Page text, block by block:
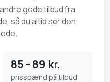
gode tilbud fra
så du altid ser den
85 - 89 kr.
prisspænd på tilbud